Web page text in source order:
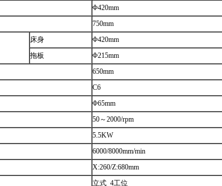
Φ420mm
750mm
床身
Φ420mm
拖板
Φ215mm
650mm
C6
Φ65mm
50～2000/rpm
5.5KW
6000/8000mm/min
X:260/Z:680mm
立式 4工位